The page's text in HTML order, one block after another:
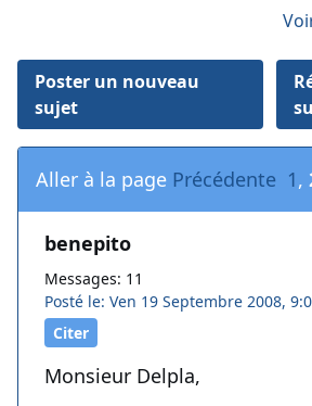
Poster un nouveau
sujet
Aller à la page Précédente 1,
benepito
Messages: 11
Posté le: Ven 19 Septembre 2008,
Citer
Monsieur Delpla,